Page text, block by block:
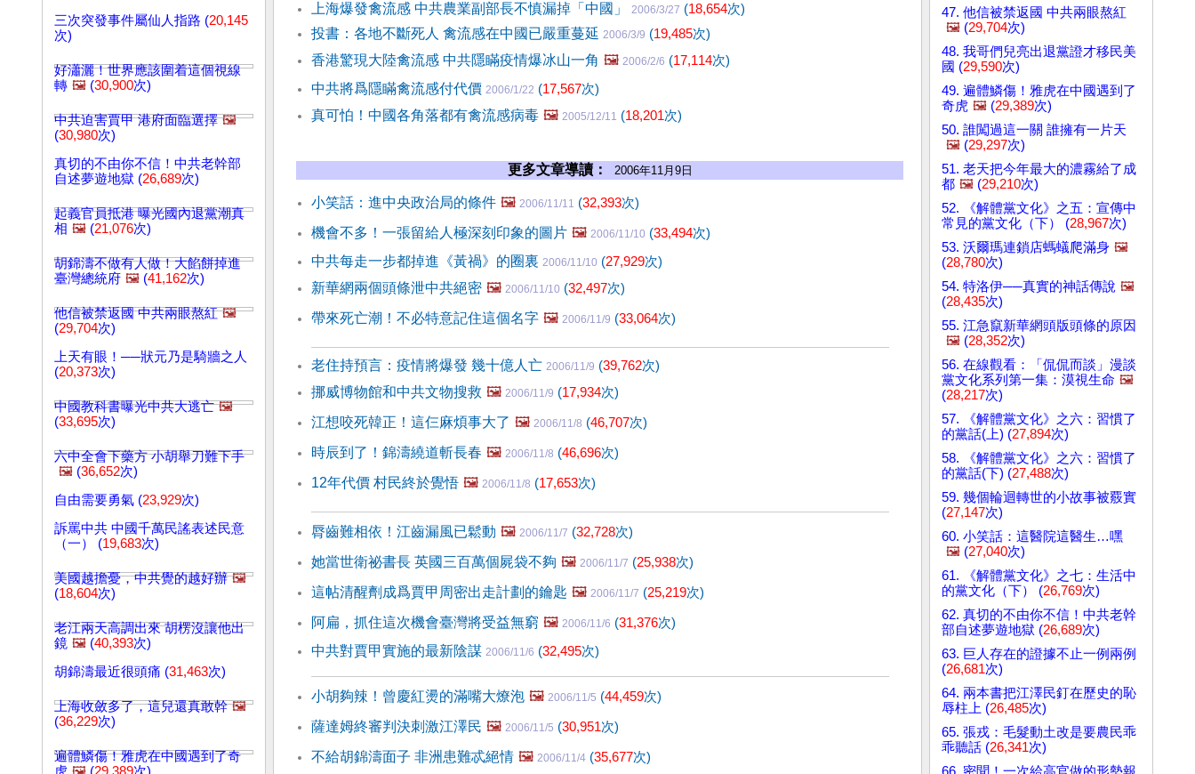
三次突發事件屬仙人指路 (20,145
次)
好瀟灑！世界應該圍着這個視線
轉 🖼️ (30,900次)
中共迫害賈甲 港府面臨選擇 🖼️
(30,980次)
真切的不由你不信！中共老幹部
自述夢遊地獄 (26,689次)
起義官員抵港 曝光國內退黨潮真
相 🖼️ (21,076次)
胡錦濤不做有人做！大餡餅掉進
臺灣總統府 🖼️ (41,162次)
他信被禁返國 中共兩眼熬紅 🖼️
(29,704次)
上天有眼！──狀元乃是騎牆之人
(20,373次)
中國教科書曝光中共大逃亡 🖼️
(33,695次)
六中全會下藥方 小胡舉刀難下手
🖼️ (36,652次)
自由需要勇氣 (23,929次)
訴罵中共 中國千萬民謠表述民意
（一） (19,683次)
美國越擔憂，中共覺的越好辦 🖼️
(18,604次)
老江兩天高調出來 胡楞沒讓他出
鏡 🖼️ (40,393次)
胡錦濤最近很頭痛 (31,463次)
上海收斂多了，這兒還真敢幹 🖼️
(36,229次)
遍體鱗傷！雅虎在中國遇到了奇
上海爆發禽流感 中共農業副部長不慎漏掉「中國」
2006/3/27 (18,654次)
投書：各地不斷死人 禽流感在中國已嚴重蔓延 2006/3/9 (19,485次)
香港驚現大陸禽流感 中共隱瞞疫情爆冰山一角 🖼️ 2006/2/6 (17,114次)
中共將爲隱瞞禽流感付代價 2006/1/22 (17,567次)
真可怕！中國各角落都有禽流感病毒 🖼️ 2005/12/11 (18,201次)
更多文章導讀： 2006年11月9日
小笑話：進中央政治局的條件 🖼️ 2006/11/11 (32,393次)
機會不多！一張留給人極深刻印象的圖片 🖼️ 2006/11/10 (33,494次)
中共每走一步都掉進《黃禍》的圈裏 2006/11/10 (27,929次)
新華網兩個頭條泄中共絕密 🖼️ 2006/11/10 (32,497次)
帶來死亡潮！不必特意記住這個名字 🖼️ 2006/11/9 (33,064次)
老住持預言：疫情將爆發 幾十億人亡 2006/11/9 (39,762次)
挪威博物館和中共文物搜救 🖼️ 2006/11/9 (17,934次)
江想咬死韓正！這仨麻煩事大了 🖼️ 2006/11/8 (46,707次)
時辰到了！錦濤繞道斬長春 🖼️ 2006/11/8 (46,696次)
12年代價 村民終於覺悟 🖼️ 2006/11/8 (17,653次)
脣齒難相依！江齒漏風已鬆動 🖼️ 2006/11/7 (32,728次)
她當世衛祕書長 英國三百萬個屍袋不夠 🖼️ 2006/11/7 (25,938次)
這帖清醒劑成爲賈甲周密出走計劃的鑰匙 🖼️ 2006/11/7 (25,219次)
阿扁，抓住這次機會臺灣將受益無窮 🖼️ 2006/11/6 (31,376次)
中共對賈甲實施的最新陰謀 2006/11/6 (32,495次)
小胡夠辣！曾慶紅燙的滿嘴大燎泡 🖼️ 2006/11/5 (44,459次)
薩達姆終審判決刺激江澤民 🖼️ 2006/11/5 (30,951次)
不給胡錦濤面子 非洲患難忒絕情 🖼️ 2006/11/4 (35,677次)
47. 他信被禁返國 中共兩眼熬紅
🖼️ (29,704次)
48. 我哥們兒亮出退黨證才移民美
國 (29,590次)
49. 遍體鱗傷！雅虎在中國遇到了
奇虎 🖼️ (29,389次)
50. 誰闖過這一關 誰擁有一片天
🖼️ (29,297次)
51. 老天把今年最大的濃霧給了成
都 🖼️ (29,210次)
52. 《解體黨文化》之五：宣傳中
常見的黨文化（下） (28,967次)
53. 沃爾瑪連鎖店螞蟻爬滿身 🖼️
(28,780次)
54. 特洛伊──真實的神話傳說 🖼️
(28,435次)
55. 江急竄新華網頭版頭條的原因
🖼️ (28,352次)
56. 在線觀看：「侃侃而談」漫談
黨文化系列第一集：漠視生命 🖼️
(28,217次)
57. 《解體黨文化》之六：習慣了
的黨話(上) (27,894次)
58. 《解體黨文化》之六：習慣了
的黨話(下) (27,488次)
59. 幾個輪迴轉世的小故事被覈實
(27,147次)
60. 小笑話：這醫院這醫生…嘿
🖼️ (27,040次)
61. 《解體黨文化》之七：生活中
的黨文化（下） (26,769次)
62. 真切的不由你不信！中共老幹
部自述夢遊地獄 (26,689次)
63. 巨人存在的證據不止一例兩例
(26,681次)
64. 兩本書把江澤民釘在歷史的恥
辱柱上 (26,485次)
65. 張戎：毛髮動土改是要農民乖
乖聽話 (26,341次)
66. 密聞！一次給高官做的形勢報